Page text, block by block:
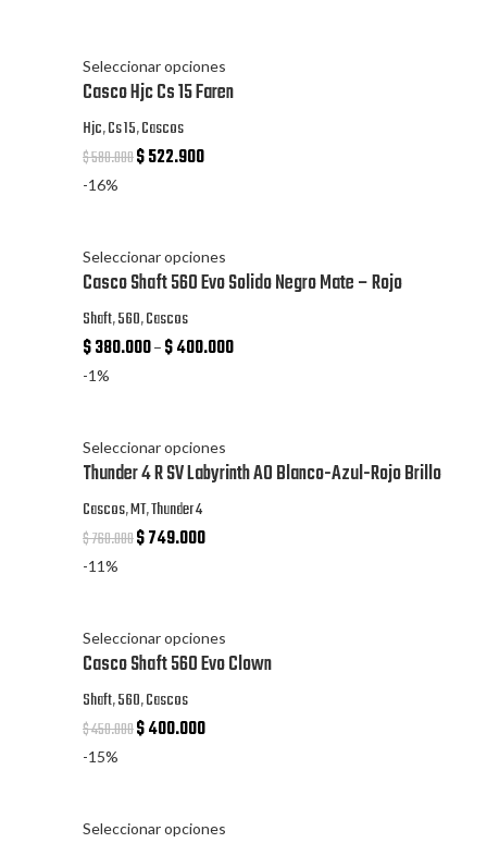
Seleccionar opciones
Casco Hjc Cs 15 Faren
Hjc,Cs 15,Cascos
$580.000$522.900
-16%
Seleccionar opciones
Casco Shaft 560 Evo Solido Negro Mate – Rojo
Shaft,560,Cascos
$380.000–$400.000
-1%
Seleccionar opciones
Thunder 4 R SV Labyrinth A0 Blanco-Azul-Rojo Brillo
Cascos,MT,Thunder 4
$760.000$749.000
-11%
Seleccionar opciones
Casco Shaft 560 Evo Clown
Shaft,560,Cascos
$450.000$400.000
-15%
Seleccionar opciones